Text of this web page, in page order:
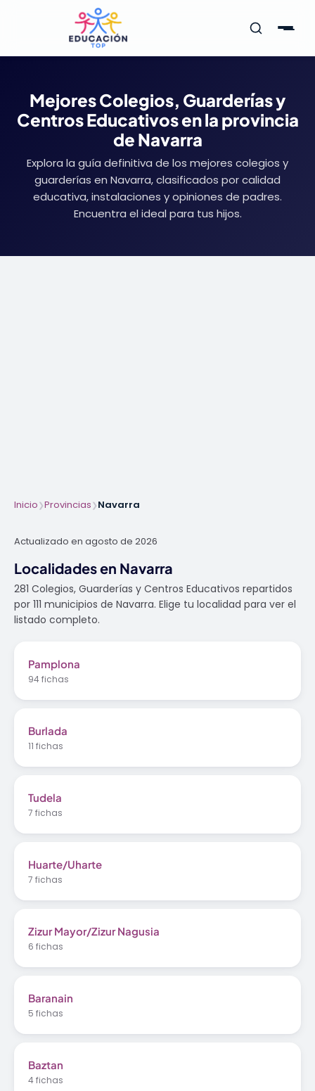
Mejores Colegios, Guarderías y
Centros Educativos en la provincia
de Navarra
Explora la guía definitiva de los mejores colegios y
guarderías en Navarra, clasificados por calidad
educativa, instalaciones y opiniones de padres.
Encuentra el ideal para tus hijos.
Inicio❯Provincias❯Navarra
Actualizado en agosto de 2026
Localidades en Navarra
281 Colegios, Guarderías y Centros Educativos repartidos
por 111 municipios de Navarra. Elige tu localidad para ver el
listado completo.
Pamplona
94 fichas
Burlada
11 fichas
Tudela
7 fichas
Huarte/Uharte
7 fichas
Zizur Mayor/Zizur Nagusia
6 fichas
Baranain
5 fichas
Baztan
4 fichas